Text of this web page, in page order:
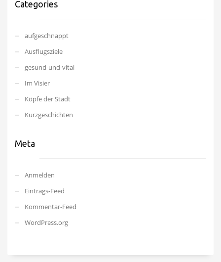
Categories
aufgeschnappt
Ausflugsziele
gesund-und-vital
Im Visier
Köpfe der Stadt
Kurzgeschichten
Meta
Anmelden
Eintrags-Feed
Kommentar-Feed
WordPress.org